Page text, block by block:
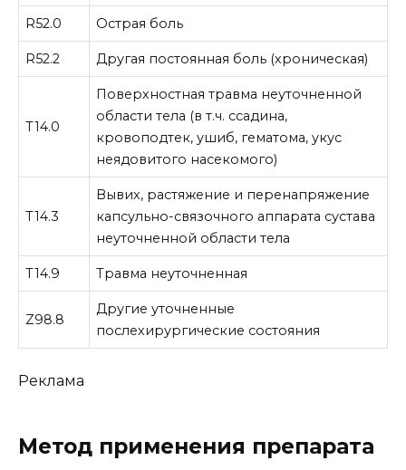
R52.0 Острая боль
R52.2 Другая постоянная боль (хроническая)
T14.0
Поверхностная травма неуточненной
области тела (в т.ч. ссадина,
кровоподтек, ушиб, гематома, укус
неядовитого насекомого)
T14.3
Вывих, растяжение и перенапряжение
капсульно-связочного аппарата сустава
неуточненной области тела
T14.9 Травма неуточненная
Z98.8
Другие уточненные
послехирургические состояния
Реклама
Метод применения препарата